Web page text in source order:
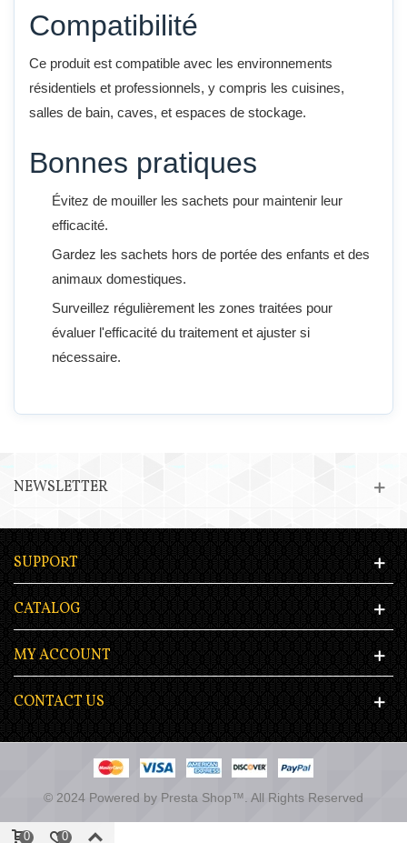
Compatibilité
Ce produit est compatible avec les environnements
résidentiels et professionnels, y compris les cuisines,
salles de bain, caves, et espaces de stockage.
Bonnes pratiques
Évitez de mouiller les sachets pour maintenir leur
efficacité.
Gardez les sachets hors de portée des enfants et des
animaux domestiques.
Surveillez régulièrement les zones traitées pour
évaluer l'efficacité du traitement et ajuster si
nécessaire.
NEWSLETTER
SUPPORT
CATALOG
MY ACCOUNT
CONTACT US
© 2024 Powered by Presta Shop™. All Rights Reserved
0 0